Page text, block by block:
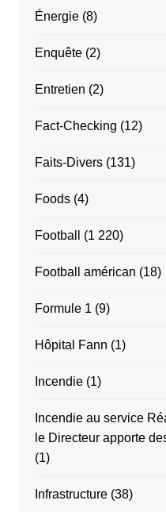
Énergie(8)
Enquête(2)
Entretien (2)
Fact-Checking (12)
Faits-Divers(131)
Foods(4)
Football (1 220)
Football américan (18)
Formule 1 (9)
Hôpital Fann (1)
Incendie(1)
Incendie au service
le Directeur apporte
(1)
Infrastructure(38)